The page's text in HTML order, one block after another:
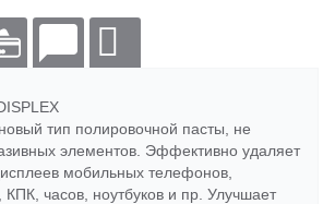
тип полировочной пасты, не
элементов. Эффективно удаляет
мобильных телефонов,
часов, ноутбуков и пр. Улучшает